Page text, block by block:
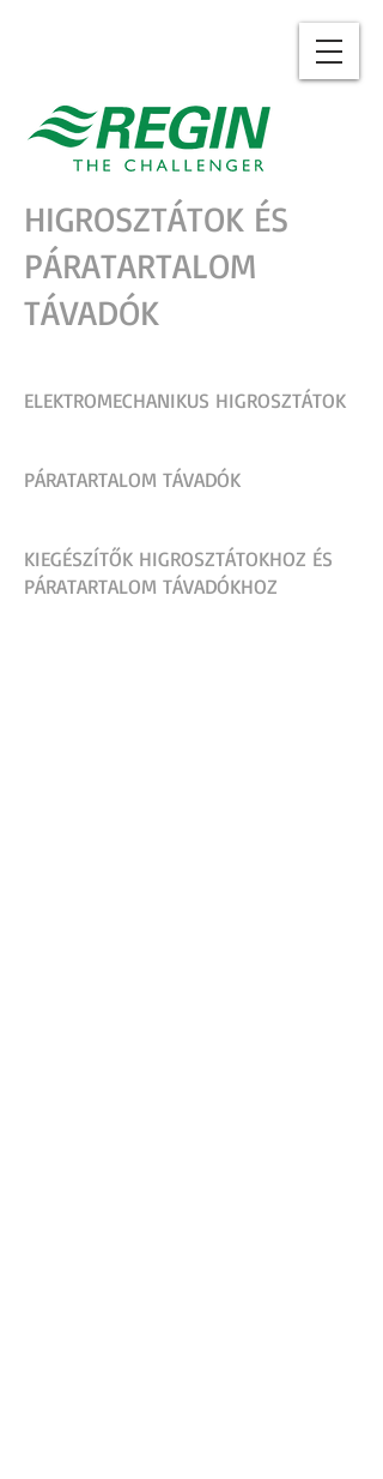
HIGROSZTÁTOK ÉS
PÁRATARTALOM
TÁVADÓK
ELEKTROMECHANIKUS HIGROSZTÁTOK
PÁRATARTALOM TÁVADÓK
KIEGÉSZÍTŐK HIGROSZTÁTOKHOZ ÉS
PÁRATARTALOM TÁVADÓKHOZ